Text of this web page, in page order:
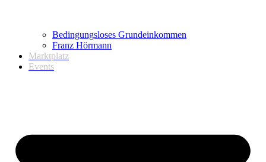
Bedingungsloses Grundeinkommen
Franz Hörmann
Marktplatz
Events